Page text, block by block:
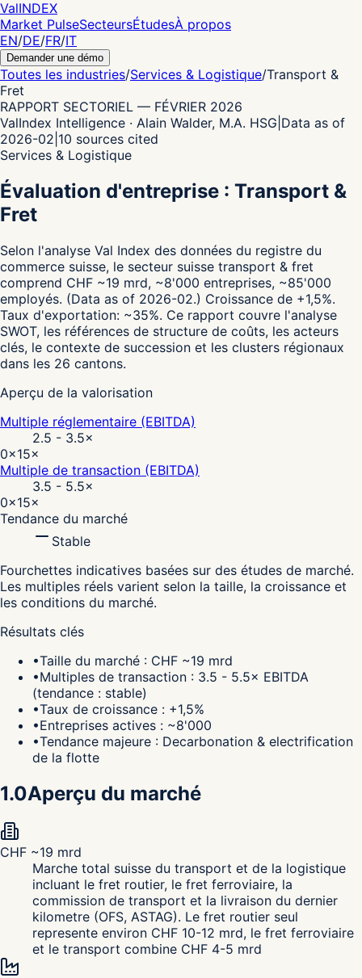
ValINDEX
Market PulseSecteursÉtudesÀ propos
EN/DE/FR/IT
Demander une démo
Toutes les industries/Services & Logistique/Transport &
Fret
RAPPORT SECTORIEL — FÉVRIER 2026
ValIndex Intelligence · Alain Walder, M.A. HSG Data as of
2026-02 10 sources cited
Services & Logistique
Évaluation d'entreprise : Transport &
Fret
Selon l'analyse Val Index des données du registre du
commerce suisse, le secteur suisse transport & fret
comprend CHF ~19 mrd, ~8'000 entreprises, ~85'000
employés. (Data as of 2026-02.) Croissance de +1,5%.
Taux d'exportation: ~35%. Ce rapport couvre l'analyse
SWOT, les références de structure de coûts, les acteurs
clés, le contexte de succession et les clusters régionaux
dans les 26 cantons.
Aperçu de la valorisation
Multiple réglementaire (EBITDA)
2.5 - 3.5×
0×15×
Multiple de transaction (EBITDA)
3.5 - 5.5×
0×15×
Tendance du marché
Stable
Fourchettes indicatives basées sur des études de marché.
Les multiples réels varient selon la taille, la croissance et
les conditions du marché.
Résultats clés
•Taille du marché : CHF ~19 mrd
•Multiples de transaction : 3.5 - 5.5× EBITDA
(tendance : stable)
•Taux de croissance : +1,5%
•Entreprises actives : ~8'000
•Tendance majeure : Decarbonation & electrification
de la flotte
1.0Aperçu du marché
CHF ~19 mrd
Marche total suisse du transport et de la logistique
incluant le fret routier, le fret ferroviaire, la
commission de transport et la livraison du dernier
kilometre (OFS, ASTAG). Le fret routier seul
represente environ CHF 10-12 mrd, le fret ferroviaire
et le transport combine CHF 4-5 mrd